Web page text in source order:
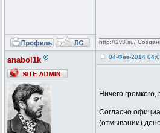
http://2v3.su/
anabol1k ® 04-Фев-2014
Ничего
Согласно
(отмывании)